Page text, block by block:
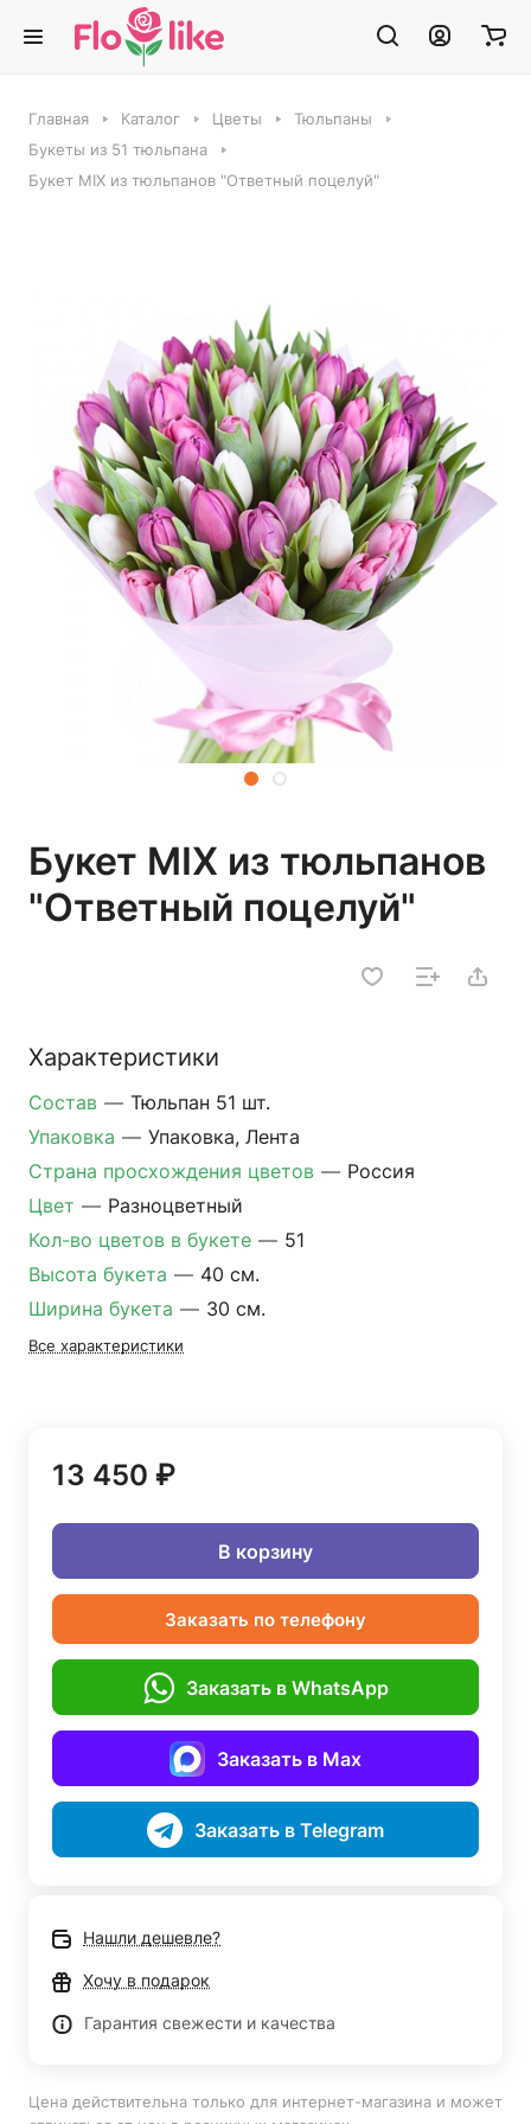
Главная Каталог Цветы
Тюльпаны
Букеты из 51 тюльпана
Букет MIX из тюльпанов "Ответный поцелуй"
Букет MIX из тюльпанов
"Ответный поцелуй"
Характеристики
Состав — Тюльпан 51 шт.
Упаковка — Упаковка, Лента
Страна просхождения цветов — Россия
Цвет — Разноцветный
Кол-во цветов в букете — 51
Высота букета — 40 см.
Ширина букета — 30 см.
Все характеристики
13 450 ₽
В корзину
Заказать по телефону
Заказать в WhatsApp
Заказать в Max
Заказать в Telegram
Нашли дешевле?
Хочу в подарок
Гарантия свежести и качества
Цена действительна только для интернет-магазина и может